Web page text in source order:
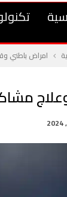
امراض باطني